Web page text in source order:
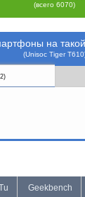
(всего 6070)
на
(Unisoc Tiger
Geekbench